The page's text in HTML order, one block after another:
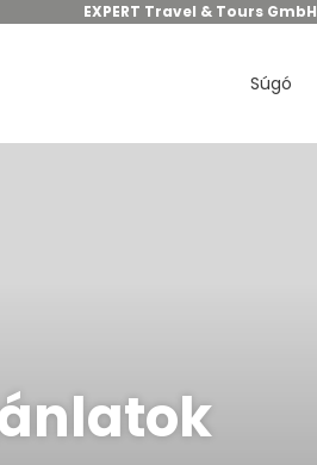
EXPERT Travel & Tours GmbH
Súgó